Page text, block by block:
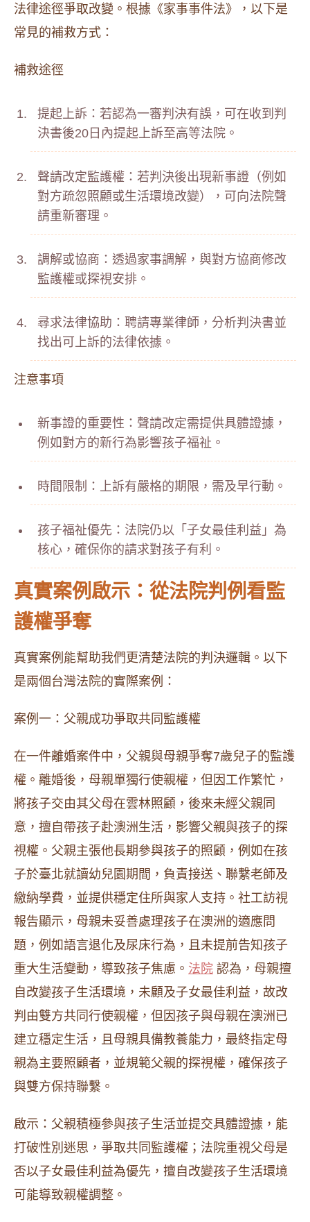
法律途徑爭取改變。根據《家事事件法》，以下是
常見的補救方式：
補救途徑
提起上訴：若認為一審判決有誤，可在收到判
決書後20日內提起上訴至高等法院。
聲請改定監護權：若判決後出現新事證（例如
對方疏忽照顧或生活環境改變），可向法院聲
請重新審理。
調解或協商：透過家事調解，與對方協商修改
監護權或探視安排。
尋求法律協助：聘請專業律師，分析判決書並
找出可上訴的法律依據。
注意事項
新事證的重要性：聲請改定需提供具體證據，
例如對方的新行為影響孩子福祉。
時間限制：上訴有嚴格的期限，需及早行動。
孩子福祉優先：法院仍以「子女最佳利益」為
核心，確保你的請求對孩子有利。
真實案例啟示：從法院判例看監
護權爭奪
真實案例能幫助我們更清楚法院的判決邏輯。以下
是兩個台灣法院的實際案例：
案例一：父親成功爭取共同監護權
在一件離婚案件中，父親與母親爭奪7歲兒子的監護
權。離婚後，母親單獨行使親權，但因工作繁忙，
將孩子交由其父母在雲林照顧，後來未經父親同
意，擅自帶孩子赴澳洲生活，影響父親與孩子的探
視權。父親主張他長期參與孩子的照顧，例如在孩
子於臺北就讀幼兒園期間，負責接送、聯繫老師及
繳納學費，並提供穩定住所與家人支持。社工訪視
報告顯示，母親未妥善處理孩子在澳洲的適應問
題，例如語言退化及尿床行為，且未提前告知孩子
重大生活變動，導致孩子焦慮。 法院 認為，母親擅
自改變孩子生活環境，未顧及子女最佳利益，故改
判由雙方共同行使親權，但因孩子與母親在澳洲已
建立穩定生活，且母親具備教養能力，最終指定母
親為主要照顧者，並規範父親的探視權，確保孩子
與雙方保持聯繫。
啟示：父親積極參與孩子生活並提交具體證據，能
打破性別迷思，爭取共同監護權；法院重視父母是
否以子女最佳利益為優先，擅自改變孩子生活環境
可能導致親權調整。